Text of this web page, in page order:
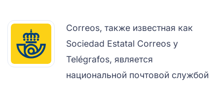
Correos, также известная как
Sociedad Estatal Correos y
Telégrafos, является
национальной почтовой службой